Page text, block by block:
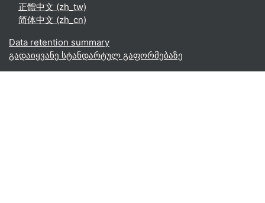
正體中文 ‎(zh_tw)‎
简体中文 ‎(zh_cn)‎
Data retention summary
გადაიყვანე სტანდარტულ გაფორმებაზე